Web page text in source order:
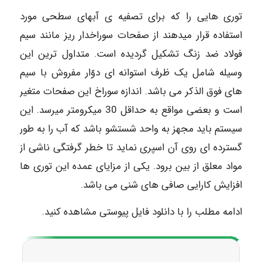
توری هایی را که برای تصفیه ی آبهای سطحی مورد
استفاده قرار میدهند از صفحات سوراخدار ریز مانند سیم
فولاد ضد زنگ تشکیل گردیده است. متداول ترین این
وسیله شامل یک ظرف استوانه ای دوّار مفروش با سیم
های فوق الذکر می باشد. اندازه سوراخ این صفحات متغیر
است و بعضی مواقع به حداقل 30 میکرومتر میرسد. این
سیستم باید مجهز به واحد شستشو باشد که آب را به طور
گسترده ای روی آن اسپری نماید تا خطر گرفتگی ناشی از
مواد معلق از بین برود. یکی از مزایای عمده این توری ها
افزایش کارایی صافی های شنی می باشد.
ادامه مطلب را با دانلود فایل پیوستی مشاهده کنید.